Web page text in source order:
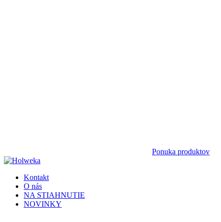
Ponuka produktov
Kontakt
O nás
NA STIAHNUTIE
NOVINKY